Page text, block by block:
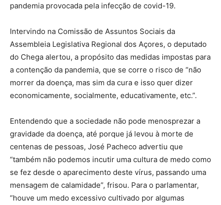
pandemia provocada pela infecção de covid-19.
Intervindo na Comissão de Assuntos Sociais da
Assembleia Legislativa Regional dos Açores, o deputado
do Chega alertou, a propósito das medidas impostas para
a contenção da pandemia, que se corre o risco de “não
morrer da doença, mas sim da cura e isso quer dizer
economicamente, socialmente, educativamente, etc.”.
Entendendo que a sociedade não pode menosprezar a
gravidade da doença, até porque já levou à morte de
centenas de pessoas, José Pacheco advertiu que
“também não podemos incutir uma cultura de medo como
se fez desde o aparecimento deste vírus, passando uma
mensagem de calamidade”, frisou. Para o parlamentar,
“houve um medo excessivo cultivado por algumas